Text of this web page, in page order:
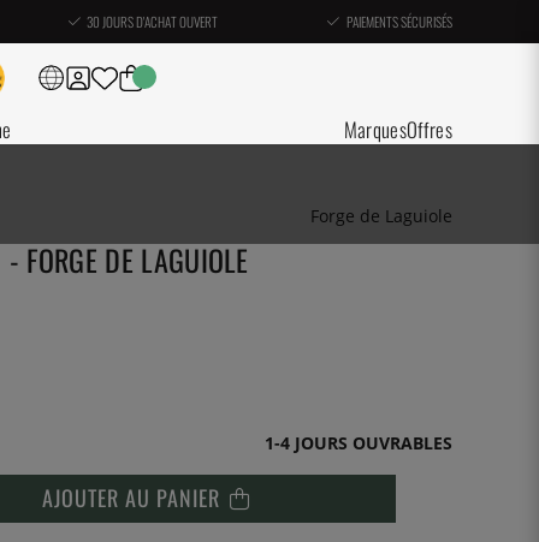
30 JOURS D'ACHAT OUVERT PAIEMENTS SÉCURISÉS
MarquesOffres
Forge de Laguiole
FORGE DE LAGUIOLE
1-4 JOURS OUVRABLES
AJOUTER AU PANIER